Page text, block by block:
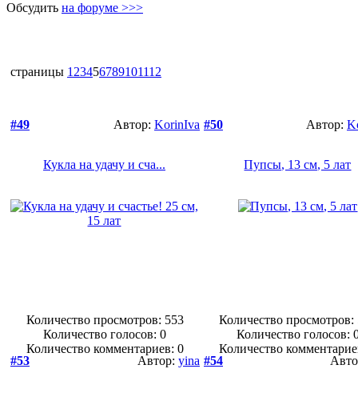
Обсудить на форуме >>>
страницы 1 23456789101112
#49 Автор: KorinIva
Кукла на удачу и сча...
Количество просмотров: 553
Количество голосов:0
Количество комментариев: 0
#50 Автор:
Пупсы, 13 см, 5 лат
Количество просмотров:
Количество голосов:
Количество
#53
Автор: yina #54